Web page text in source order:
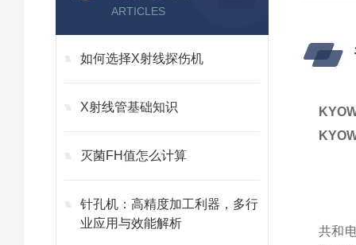
ARTICLES
如何选择X射线探伤机
X射线管基础知识
灭菌FH值怎么计算
针孔机：高精度加工利器，多行
业应用与效能解析
共和